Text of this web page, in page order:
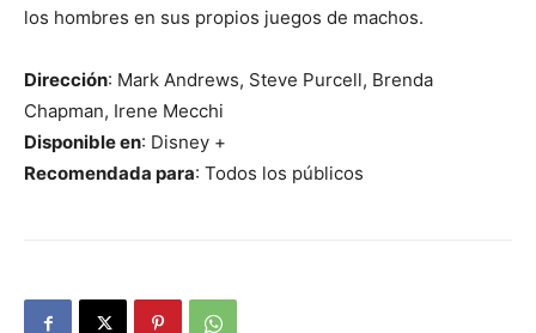
los hombres en sus propios juegos de machos.
Dirección: Mark Andrews, Steve Purcell, Brenda
Chapman, Irene Mecchi
Disponible en: Disney +
Recomendada para: Todos los públicos